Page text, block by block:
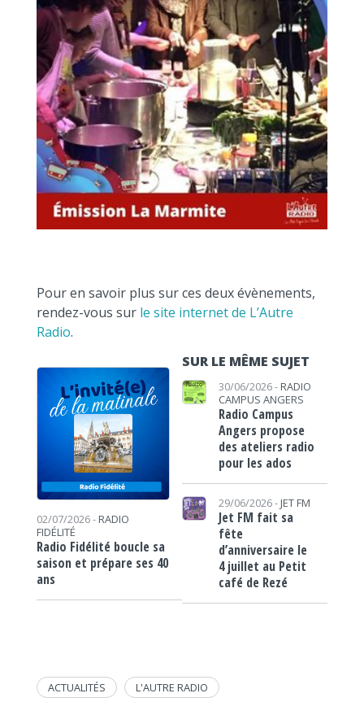
Pour en savoir plus sur ces deux évènements,
rendez-vous sur le site internet de L’Autre
Radio.
SUR LE MÊME SUJET
02/07/2026 - RADIO
FIDÉLITÉ
Radio Fidélité boucle sa
saison et prépare ses 40
ans
30/06/2026 - RADIO
CAMPUS ANGERS
Radio Campus
Angers propose
des ateliers radio
pour les ados
29/06/2026 - JET FM
Jet FM fait sa
fête
d’anniversaire le
4 juillet au Petit
café de Rezé
ACTUALITÉS L'AUTRE RADIO